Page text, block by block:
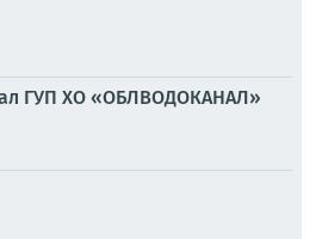
ГУП ХО «ОБЛВОДОКАНАЛ»